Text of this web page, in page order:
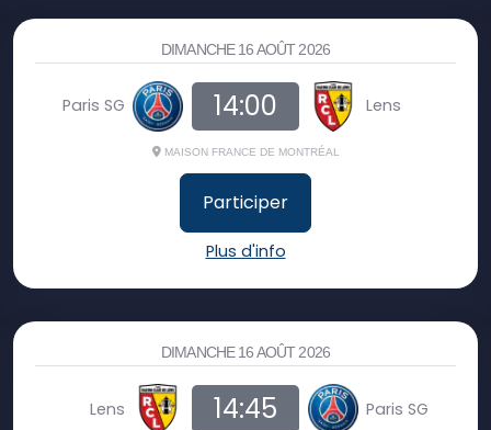
DIMANCHE 16 AOÛT 2026
Paris SG 14:00 Lens
MAISON FRANCE DE MONTRÉAL
Participer
Plus d'info
DIMANCHE 16 AOÛT 2026
Lens 14:45 Paris SG